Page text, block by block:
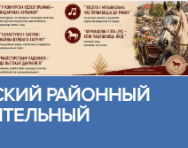
РАЙОННЫЙ